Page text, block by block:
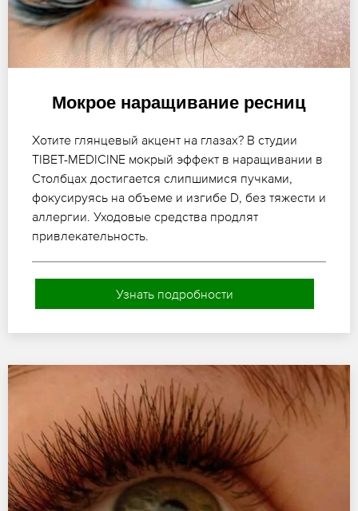
Мокрое наращивание ресниц
Хотите глянцевый акцент на глазах? В студии
TIBET-MEDICINE мокрый эффект в наращивании в
Столбцах достигается слипшимися пучками,
фокусируясь на объеме и изгибе D, без тяжести и
аллергии. Уходовые средства продлят
привлекательность.
Узнать подробности